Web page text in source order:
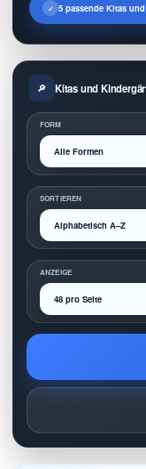
5 passende Kitas
Kitas und
FORM
SORTIEREN
ANZEIGE